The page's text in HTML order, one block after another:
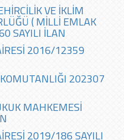
VE İKLİM
( MİLLİ EMLAK
SAYILI İLAN
2016/12359
202307
MAHKEMESİ
2019/186 SAYILI